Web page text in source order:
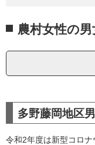
文 農村女性の
多野藤岡地区
令和2年度は新型コロ